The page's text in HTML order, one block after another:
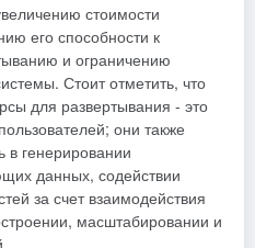
стоимости
его способности к
и ограничению
Стоит отметить, что
для развертывания - это
они также
в генерировании
данных, содействии
за счет взаимодействия
масштабировании и